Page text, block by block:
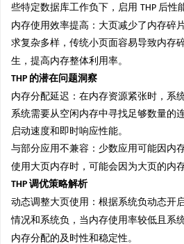
些特定数据库工作负下，启用 THP 后性
内存使用效率提高：大页减少了内存碎
求复杂多样，传统小页面容易导致内存
生，提高内存整体利用率。
THP 的潜在问题洞察
内存分配延迟：在内存资源紧张时，系
系统需要从空闲内存中寻找足够数量的
启动速度和即时响应性能。
与部分应用不兼容：少数应用可能因内
使用大页内存时，可能会因为大页的内
THP 调优策略解析
动态调整大页使用：根据系统负动态开
情况和系统负，当内存使用率较低且系
内存分配的及时性和稳定性。